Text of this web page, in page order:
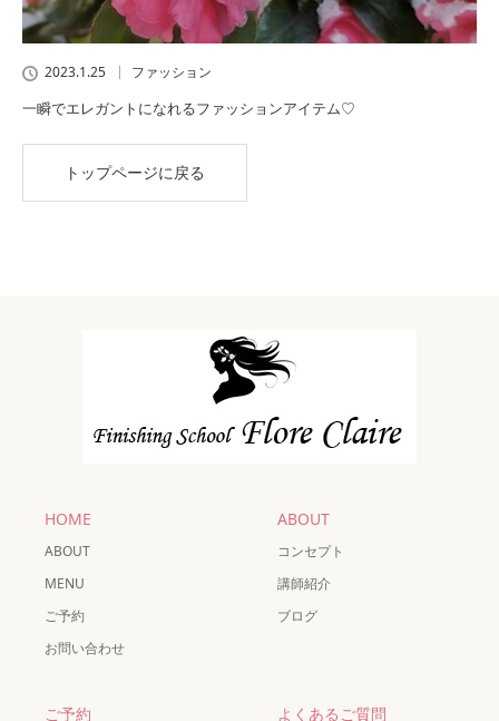
2023.1.25 ファッション
一瞬でエレガントになれるファッションアイテム♡
トップページに戻る
HOME
ABOUT
MENU
ご予約
お問い合わせ
ABOUT
コンセプト
講師紹介
ブログ
ご予約 よくあるご質問